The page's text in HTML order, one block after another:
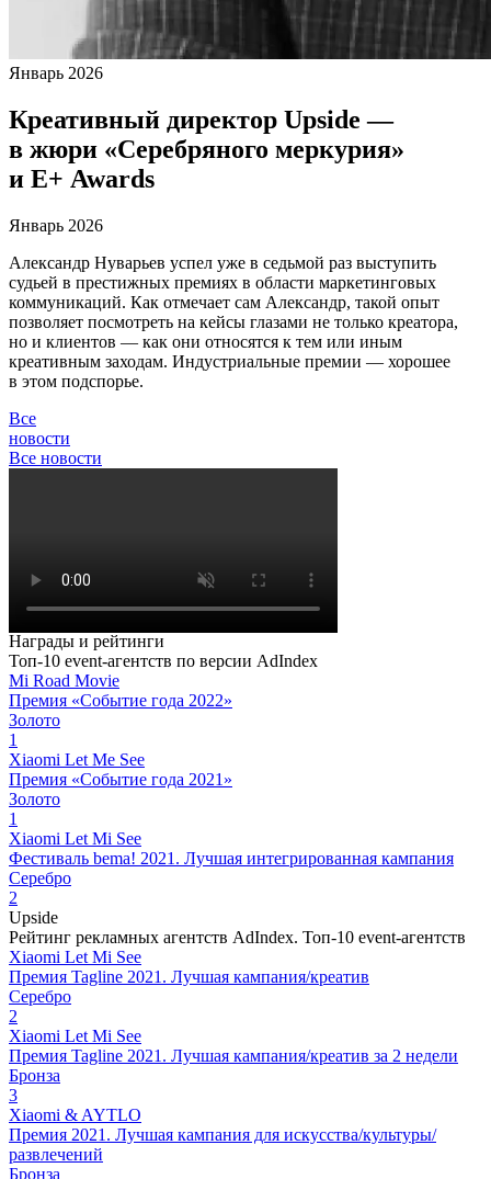
Январь 2026
Креативный директор Upside —
в жюри «Серебряного меркурия»
и E+ Awards
Январь 2026
Александр Нуварьев успел уже в седьмой раз выступить
судьей в престижных премиях в области маркетинговых
коммуникаций. Как отмечает сам Александр, такой опыт
позволяет посмотреть на кейсы глазами не только креатора,
но и клиентов — как они относятся к тем или иным
креативным заходам. Индустриальные премии — хорошее
в этом подспорье.
Все
новости
Все новости
Награды и рейтинги
Топ-10 event-агентств по версии AdIndex
Mi Road Movie
Премия «Событие года 2022»
Золото
1
Xiaomi Let Me See
Премия «Событие года 2021»
Золото
1
Xiaomi Let Mi See
Фестиваль bema! 2021. Лучшая интегрированная кампания
Серебро
2
Upside
Рейтинг рекламных агентств AdIndex. Топ-10 event-агентств
Xiaomi Let Mi See
Премия Tagline 2021. Лучшая кампания/креатив
Серебро
2
Xiaomi Let Mi See
Премия Tagline 2021. Лучшая кампания/креатив за 2 недели
Бронза
3
Xiaomi & AYTLO
Премия 2021. Лучшая кампания для искусства/культуры/
развлечений
Бронза